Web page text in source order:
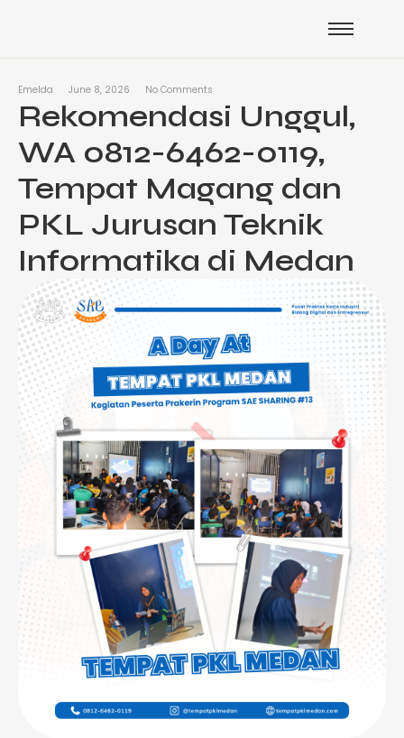
Emelda June 8, 2026 No Comments
Rekomendasi Unggul,
WA 0812-6462-0119,
Tempat Magang dan
PKL Jurusan Teknik
Informatika di Medan